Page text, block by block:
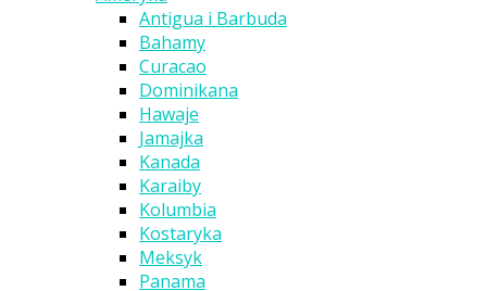
Antigua i Barbuda
Bahamy
Curacao
Dominikana
Hawaje
Jamajka
Kanada
Karaiby
Kolumbia
Kostaryka
Meksyk
Panama